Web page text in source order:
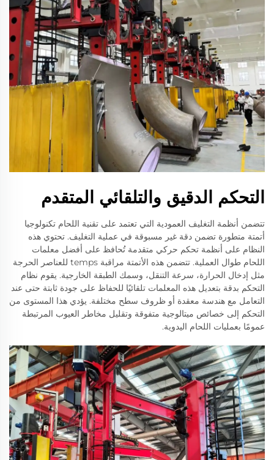
التحكم الدقيق والتلقائي المتقدم
تتضمن أنظمة التغليف العمودية التي تعتمد على تقنية اللحام تكنولوجيا
أتمتة متطورة تضمن دقة غير مسبوقة في عملية التغليف. تحتوي هذه
النظام على أنظمة تحكم حركي متقدمة تُحافظ على أفضل معلمات
اللحام طوال العملية. تتضمن هذه الأتمتة مراقبة temps للعناصر الحرجة
مثل إدخال الحرارة، سرعة التنقل، وسمك الطبقة الخارجية. يقوم نظام
التحكم بدقة بتعديل هذه المعلمات تلقائيًا للحفاظ على جودة ثابتة حتى عند
التعامل مع هندسة معقدة أو ظروف سطح مختلفة. يؤدي هذا المستوى من
التحكم إلى خصائص ميتالوجية متفوقة وتقليل مخاطر العيوب المرتبطة
عمومًا بعمليات اللحام اليدوية.